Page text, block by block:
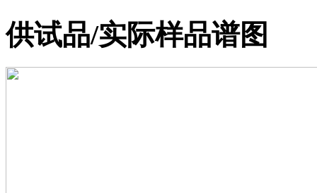
供试品/实际样品谱图